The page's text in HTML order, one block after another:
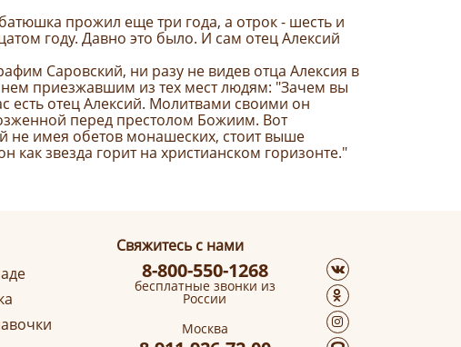
прожил еще три года, а отрок - шесть и
году. Давно это было. И сам отец Алексий
Саровский, ни разу не видев отца Алексия в
приезжавшим из тех мест людям: "Зачем вы
есть отец Алексий. Молитвами своими он
перед престолом Божиим. Вот
не имея обетов монашеских, стоит выше
как звезда горит на христианском горизонте."
Свяжитесь с нами
8-800-550-1268
бесплатные звонки из
России
Москва